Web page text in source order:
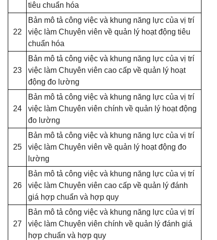
tiêu chuẩn hóa
22
Bản mô tả công việc và khung năng lực của vị trí
việc làm Chuyên viên về quản lý hoạt động tiêu
chuẩn hóa
23
Bản mô tả công việc và khung năng lực của vị trí
việc làm Chuyên viên cao cấp về quản lý hoạt
động đo lường
24
Bản mô tả công việc và khung năng lực của vị trí
việc làm Chuyên viên chính về quản lý hoạt động
đo lường
25
Bản mô tả công việc và khung năng lực của vị trí
việc làm Chuyên viên về quản lý hoạt động đo
lường
26
Bản mô tả công việc và khung năng lực của vị trí
việc làm Chuyên viên cao cấp về quản lý đánh
giá hợp chuẩn và hợp quy
27
Bản mô tả công việc và khung năng lực của vị trí
việc làm Chuyên viên chính về quản lý đánh giá
hợp chuẩn và hợp quy